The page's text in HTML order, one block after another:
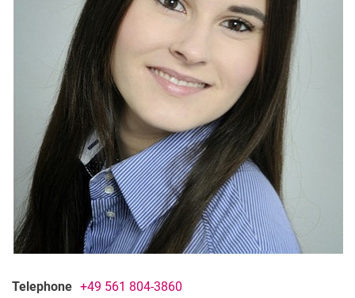
Telephone +49 561 804-3860